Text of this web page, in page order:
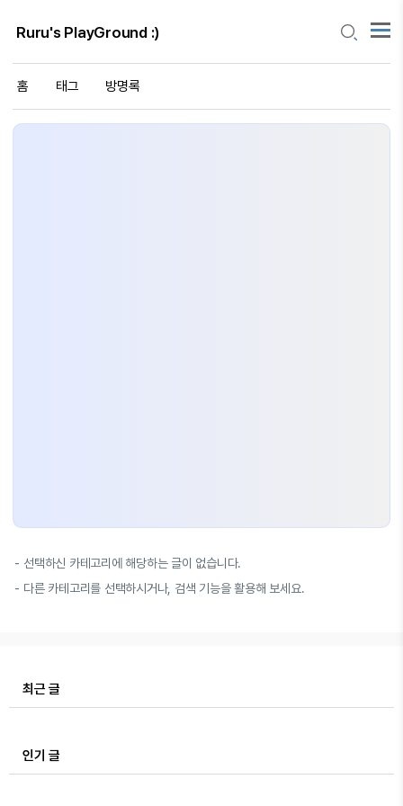
Ruru's PlayGround :)
홈 태그 방명록
선택하신 카테고리에 해당하는 글이 없습니다.
다른 카테고리를 선택하시거나, 검색 기능을 활용해 보세요.
최근 글
인기 글